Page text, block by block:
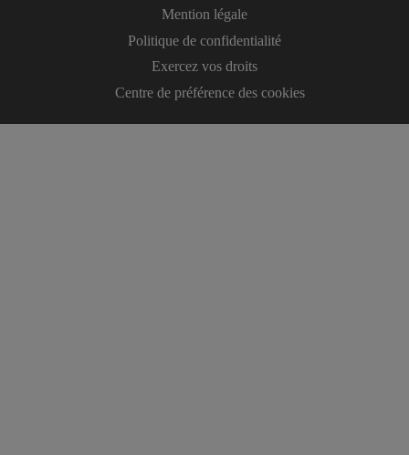
Mention légale
Politique de confidentialité
Exercez vos droits
Centre de préférence des cookies